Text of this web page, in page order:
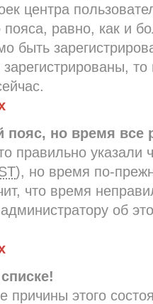
центра
пояса, равно, как и
быть
пояс, но время все
правильно указали
), но время по-
что время
об
причины этого